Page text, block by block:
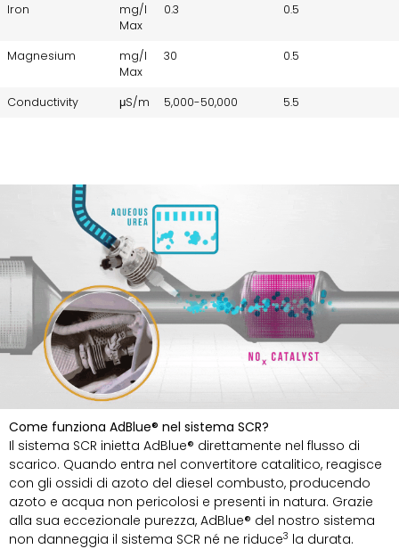
Iron
mg/l
Max
0.3 0.5
Magnesium
mg/l
Max
30 0.5
Conductivity μS/m 5,000-50,000 5.5
Come funziona AdBlue® nel sistema SCR?
Il sistema SCR inietta AdBlue® direttamente nel flusso di
scarico. Quando entra nel convertitore catalitico, reagisce
con gli ossidi di azoto del diesel combusto, producendo
azoto e acqua non pericolosi e presenti in natura. Grazie
alla sua eccezionale purezza, AdBlue® del nostro sistema
non danneggia il sistema SCR né ne riduce3 la durata.